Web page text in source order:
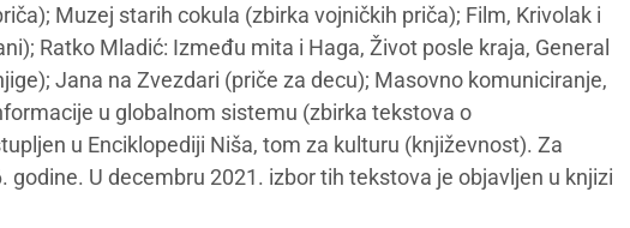
Muzej starih cokula (zbirka vojničkih priča); Film, Krivolak i
Ratko Mladić: Između mita i Haga, Život posle kraja, General
Jana na Zvezdari (priče za decu); Masovno komuniciranje,
u globalnom sistemu (zbirka tekstova o
u Enciklopediji Niša, tom za kulturu (književnost). Za
godine. U decembru 2021. izbor tih tekstova je objavljen u knjizi